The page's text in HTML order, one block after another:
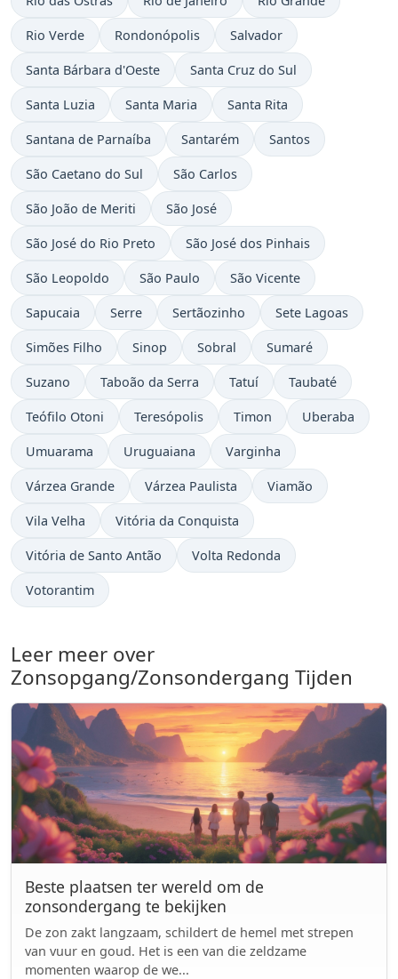
Rio Verde Rondonópolis Salvador
Santa Bárbara d'Oeste Santa Cruz do Sul
Santa Luzia Santa Maria Santa Rita
Santana de Parnaíba Santarém Santos
São Caetano do Sul São Carlos
São João de Meriti São José
São José do Rio Preto São José dos Pinhais
São Leopoldo São Paulo São Vicente
Sapucaia Serre Sertãozinho Sete Lagoas
Simões Filho Sinop Sobral Sumaré
Suzano Taboão da Serra Tatuí Taubaté
Teófilo Otoni Teresópolis Timon Uberaba
Umuarama Uruguaiana Varginha
Várzea Grande Várzea Paulista Viamão
Vila Velha Vitória da Conquista
Vitória de Santo Antão Volta Redonda
Votorantim
Leer meer over
Zonsopgang/Zonsondergang Tijden
Beste plaatsen ter wereld om de
zonsondergang te bekijken
De zon zakt langzaam, schildert de hemel met strepen
van vuur en goud. Het is een van die zeldzame
momenten waarop de we...